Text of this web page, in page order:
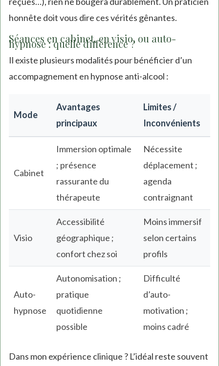
honnête doit vous dire ces vérités gênantes.
Séances en cabinet, en visio, ou auto-
hypnose : quelle différence ?
Il existe plusieurs modalités pour bénéficier d’un
accompagnement en hypnose anti-alcool :
Mode
Avantages
principaux
Limites /
Inconvénients
Cabinet
Immersion optimale
; présence
rassurante du
thérapeute
Nécessite
déplacement ;
agenda
contraignant
Visio
Accessibilité
géographique ;
confort chez soi
Moins immersif
selon certains
profils
Auto-
hypnose
Autonomisation ;
pratique
quotidienne
possible
Difficulté
d’auto-
motivation ;
moins cadré
Dans mon expérience clinique ? L’idéal reste souvent